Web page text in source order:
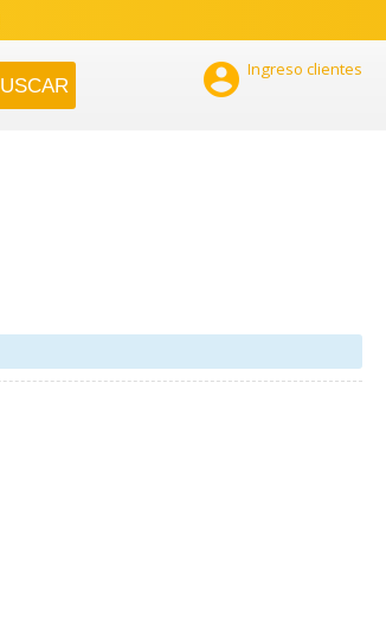
 Ingreso clientes